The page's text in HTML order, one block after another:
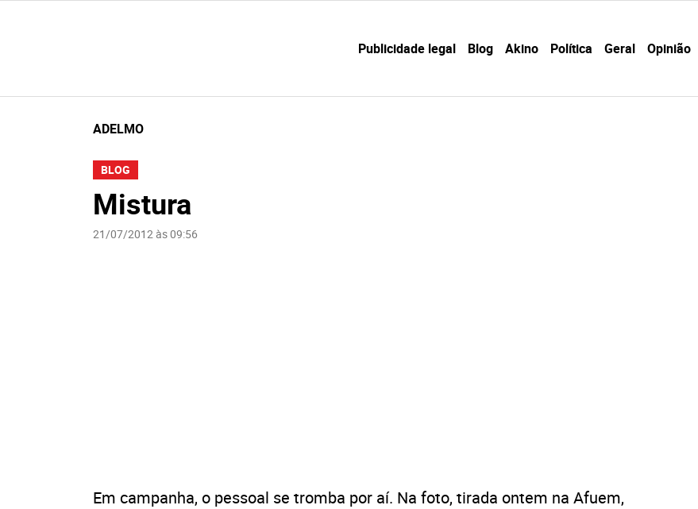
Publicidade legal Blog Akino Política Geral Opinião
ADELMO
BLOG
Mistura
21/07/2012 às 09:56
Em campanha, o pessoal se tromba por aí. Na foto, tirada ontem na Afuem,